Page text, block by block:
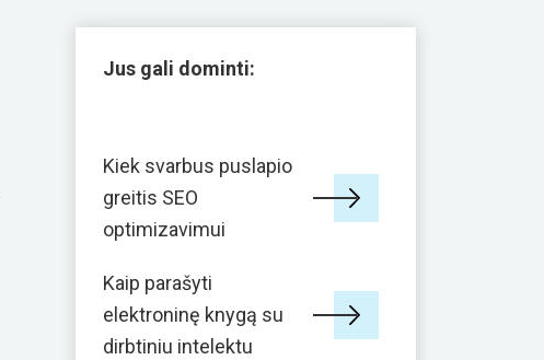
Jus gali dominti:
Kiek svarbus puslapio
greitis SEO
optimizavimui
Kaip parašyti
elektroninę knygą su
dirbtiniu intelektu